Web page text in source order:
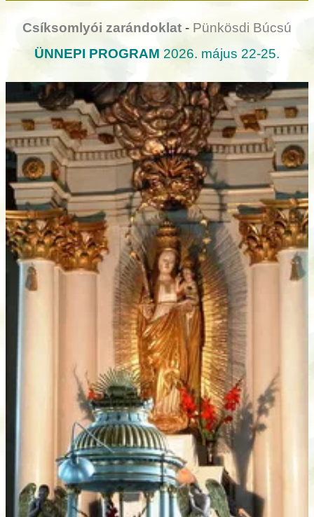
Csíksomlyói zarándoklat - Pünkösdi Búcsú
ÜNNEPI PROGRAM 2026. május 22-25.